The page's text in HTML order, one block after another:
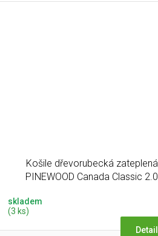
Košile dřevorubecká zateplená
PINEWOOD Canada Classic 2.0
skladem
(3 ks)
Detail